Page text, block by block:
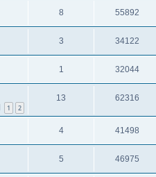
8 55892
3 34122
1 32044
1 2
13 62316
4 41498
5 46975